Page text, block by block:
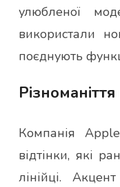
улюбленої
використали
поєднують
Компанія
відтінки, які
лінійці.